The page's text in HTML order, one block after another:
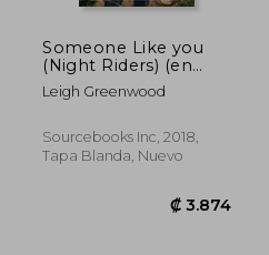
Someone Like you
(Night Riders) (en
Inglés)
Leigh Greenwood
Sourcebooks Inc, 2018,
Tapa Blanda, Nuevo